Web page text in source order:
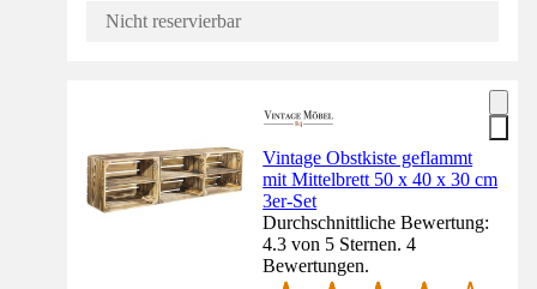
Nicht reservierbar
Vintage Obstkiste geflammt
mit Mittelbrett 50 x 40 x 30 cm
3er-Set
Durchschnittliche Bewertung:
4.3 von 5 Sternen. 4
Bewertungen.